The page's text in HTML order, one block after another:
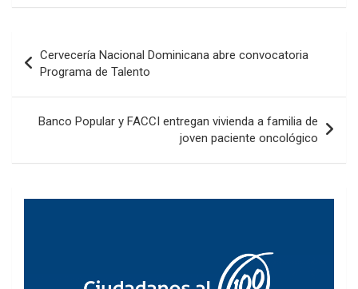
de
entradas
Cervecería Nacional Dominicana abre convocatoria
Programa de Talento
Banco Popular y FACCI entregan vivienda a familia de
joven paciente oncológico